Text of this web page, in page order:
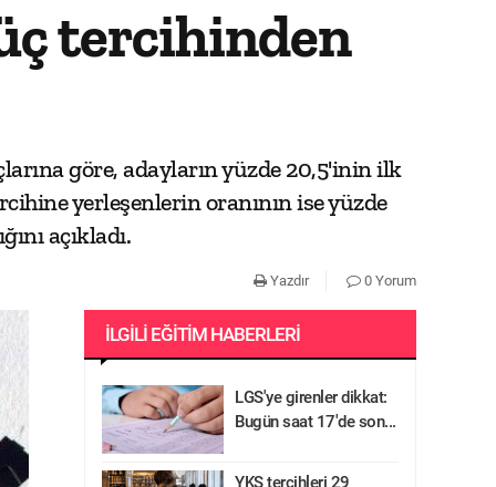
tercihinden
göre, adayların yüzde 20,5'inin ilk
yerleşenlerin oranının ise yüzde
açıkladı.
Yazdır 0 Yorum
İLGILI EĞITIM HABERLERI
LGS'ye girenler dikkat:
Bugün saat 17'de son...
YKS tercihleri 29